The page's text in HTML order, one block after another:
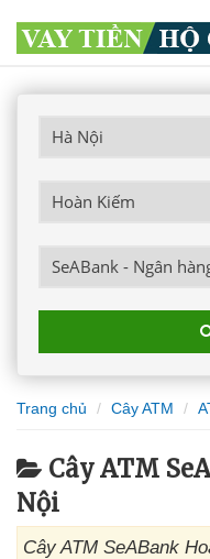
Trang chủ Cây ATM
Cây ATM
Nội
Cây ATM SeABank